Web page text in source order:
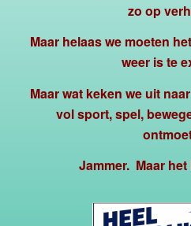
zo op
Maar helaas we moeten
weer is te
Maar wat keken we uit
vol sport, spel,
Jammer. Maar